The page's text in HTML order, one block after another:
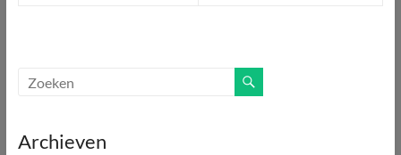
Archieven